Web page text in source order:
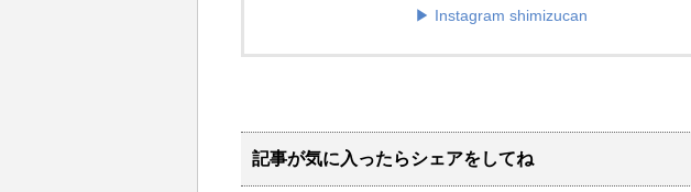
▶︎ Instagram shimizucan
記事が気に入ったらシェアをしてね